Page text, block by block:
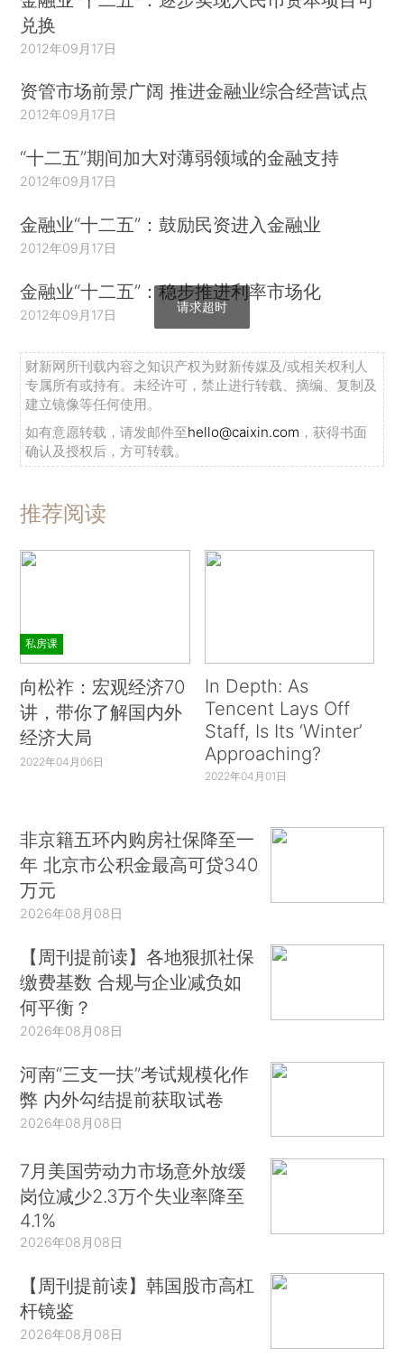
兑换
2012年09月17日
资管市场前景广阔 推进金融业综合经营试点
2012年09月17日
“十二五”期间加大对薄弱领域的金融支持
2012年09月17日
金融业“十二五”：鼓励民资进入金融业
2012年09月17日
金融业“十二五”：稳步推进利率市场化
2012年09月17日
财新网所刊载内容之知识产权为财新传媒及/或相关权利人
专属所有或持有。未经许可，禁止进行转载、摘编、复制及
建立镜像等任何使用。
如有意愿转载，请发邮件至hello@caixin.com ，获得书面
确认及授权后，方可转载。
推荐阅读
私房课
向松祚：宏观经济70
讲，带你了解国内外
经济大局
2022年04月06日
In Depth: As
Tencent Lays Off
Staff, Is Its ‘Winter’
Approaching?
2022年04月01日
非京籍五环内购房社保降至一
年 北京市公积金最高可贷340
万元
2026年08月08日
【周刊提前读】各地狠抓社保
缴费基数 合规与企业减负如
何平衡？
2026年08月08日
河南“三支一扶”考试规模化作
弊 内外勾结提前获取试卷
2026年08月08日
7月美国劳动力市场意外放缓
岗位减少2.3万个失业率降至
4.1%
2026年08月08日
【周刊提前读】韩国股市高杠
杆镜鉴
2026年08月08日
请求超时